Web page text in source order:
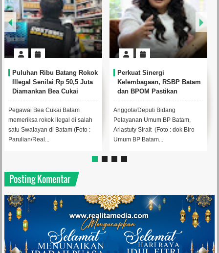
Puluhan Ribu Batang Rokok
Illegal Senilai Rp 50,5 Juta
Diamankan Bea Cukai
Batam
Pegawai Bea Cukai Batam
memeriksa rokok ilegal di salah
satu Swalayan di Batam (Foto :
Parulian/Real...
Perkuat Sinergi
Kelembagaan, RSBP Batam
dan BPOM Pastikan
Pelayanan dan Ketersediaan
Obat Aman
Anggota/Deputi Bidang
Pelayanan Umum BP Batam,
Ariastuty Sirait (Foto : dok Biro
Umum BP Batam...
Posting Komentar